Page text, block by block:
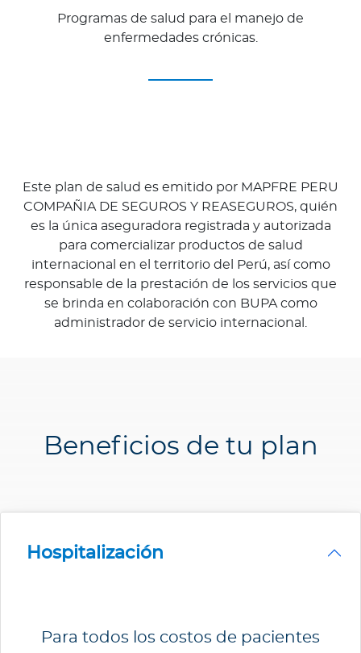
Programas de salud para el manejo de
enfermedades crónicas.
Este plan de salud es emitido por MAPFRE PERU
COMPAÑIA DE SEGUROS Y REASEGUROS, quién
es la única aseguradora registrada y autorizada
para comercializar productos de salud
internacional en el territorio del Perú, así como
responsable de la prestación de los servicios que
se brinda en colaboración con BUPA como
administrador de servicio internacional.
Beneficios de tu plan
Hospitalización
Para todos los costos de pacientes